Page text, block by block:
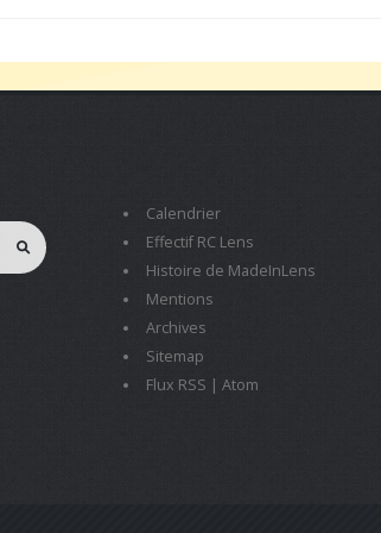
Calendrier
Effectif RC Lens
Histoire de MadeInLens
Mentions
Archives
Sitemap
Flux RSS | Atom